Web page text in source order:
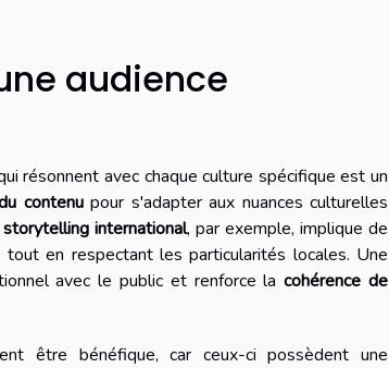
audience
résonnent avec chaque culture spécifique est un
contenupour s'adapter aux nuances culturelles
storytelling international, par exemple, implique de
en respectant les particularités locales. Une
avec le public et renforce lacohérence de
être bénéfique, car ceux-ci possèdent une